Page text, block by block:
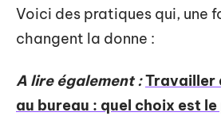
Voici des pratiques qui, une
changent la donne :
A lire également :Travailler
au bureau : quel choix est